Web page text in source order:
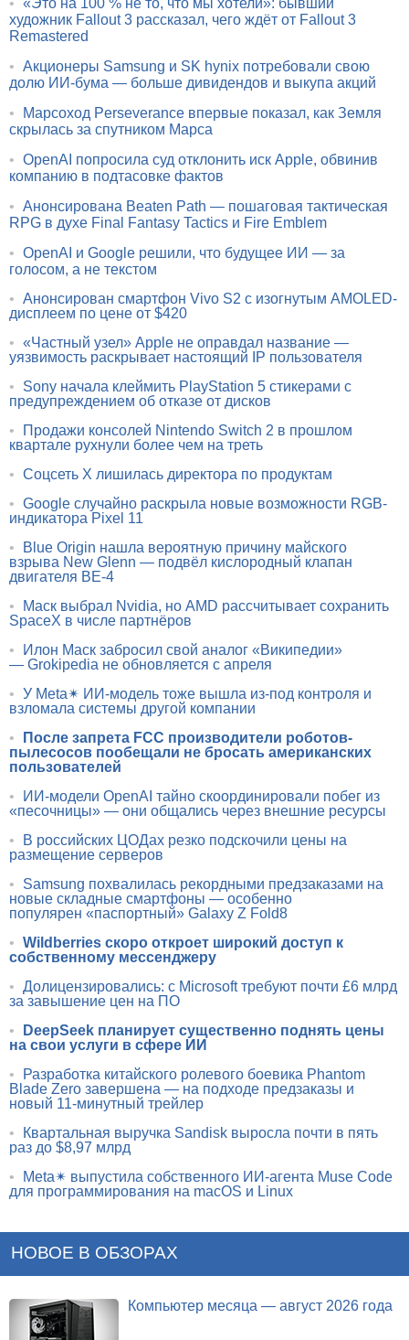
• «Это на 100 % не то, что мы хотели»: бывший
художник Fallout 3 рассказал, чего ждёт от Fallout 3
Remastered
• Акционеры Samsung и SK hynix потребовали свою
долю ИИ-бума — больше дивидендов и выкупа акций
•
Марсоход Perseverance впервые показал, как Земля
скрылась за спутником Марса
• OpenAI попросила суд отклонить иск Apple, обвинив
компанию в подтасовке фактов
• Анонсирована Beaten Path — пошаговая тактическая
RPG в духе Final Fantasy Tactics и Fire Emblem
• OpenAI и Google решили, что будущее ИИ — за
голосом, а не текстом
• Анонсирован смартфон Vivo S2 с изогнутым AMOLED-
дисплеем по цене от $420
• «Частный узел» Apple не оправдал название —
уязвимость раскрывает настоящий IP пользователя
•
Sony начала клеймить PlayStation 5 стикерами с
предупреждением об отказе от дисков
•
Продажи консолей Nintendo Switch 2 в прошлом
квартале рухнули более чем на треть
• Соцсеть X лишилась директора по продуктам
• Google случайно раскрыла новые возможности RGB-
индикатора Pixel 11
•
Blue Origin нашла вероятную причину майского
взрыва New Glenn — подвёл кислородный клапан
двигателя BE-4
•
Маск выбрал Nvidia, но AMD рассчитывает сохранить
SpaceX в числе партнёров
•
Илон Маск забросил свой аналог «Википедии»
— Grokipedia не обновляется с апреля
• У Meta✴ ИИ-модель тоже вышла из-под контроля и
взломала системы другой компании
•
После запрета FCC производители роботов-
пылесосов пообещали не бросать американских
пользователей
•
ИИ-модели OpenAI тайно скоординировали побег из
«песочницы» — они общались через внешние ресурсы
•
В российских ЦОДах резко подскочили цены на
размещение серверов
•
Samsung похвалилась рекордными предзаказами на
новые складные смартфоны — особенно
популярен «паспортный» Galaxy Z Fold8
• Wildberries скоро откроет широкий доступ к
собственному мессенджеру
• Долицензировались: с Microsoft требуют почти £6 млрд
за завышение цен на ПО
•
DeepSeek планирует существенно поднять цены
на свои услуги в сфере ИИ
•
Разработка китайского ролевого боевика Phantom
Blade Zero завершена — на подходе предзаказы и
новый 11-минутный трейлер
•
Квартальная выручка Sandisk выросла почти в пять
раз до $8,97 млрд
•
Meta✴ выпустила собственного ИИ-агента Muse Code
для программирования на macOS и Linux
НОВОЕ В ОБЗОРАХ
Компьютер месяца — август 2026 года